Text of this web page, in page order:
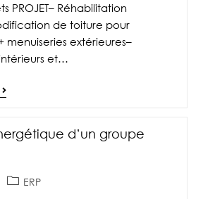
PROJET– Réhabilitation
de toiture pour
menuiseries extérieures–
et…
d’un groupe
ERP